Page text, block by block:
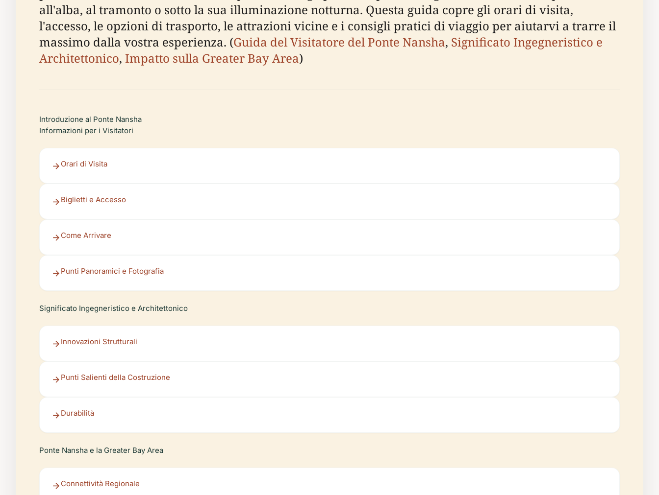
all'alba, al tramonto o sotto la sua illuminazione notturna. Questa guida copre gli orari di visita,
l'accesso, le opzioni di trasporto, le attrazioni vicine e i consigli pratici di viaggio per aiutarvi a trarre il
massimo dalla vostra esperienza. (Guida del Visitatore del Ponte Nansha, Significato Ingegneristico e
Architettonico, Impatto sulla Greater Bay Area)
Introduzione al Ponte Nansha
Informazioni per i Visitatori
Orari di Visita
Biglietti e Accesso
Come Arrivare
Punti Panoramici e Fotografia
Significato Ingegneristico e Architettonico
Innovazioni Strutturali
Punti Salienti della Costruzione
Durabilità
Ponte Nansha e la Greater Bay Area
Connettività Regionale